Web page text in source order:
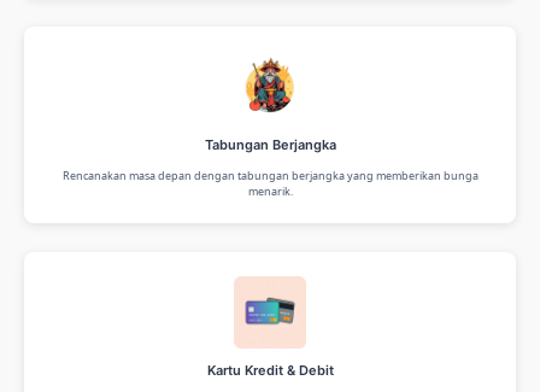
Tabungan Berjangka
Rencanakan masa depan dengan tabungan berjangka yang memberikan bunga
menarik.
Kartu Kredit & Debit